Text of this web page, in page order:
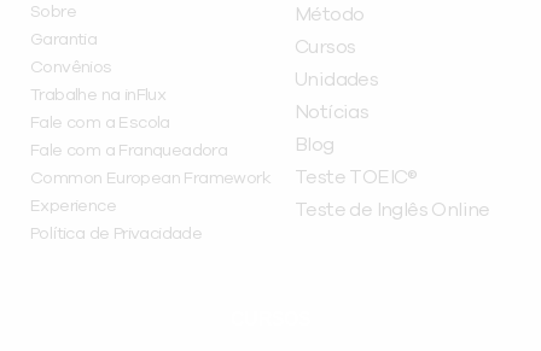
Sobre
Garantia
Convênios
Trabalhe na inFlux
Fale com a Escola
Fale com a Franqueadora
Common European Framework
Experience
Política de Privacidade
Método
Cursos
Unidades
Notícias
Blog
Teste TOEIC®
Teste de Inglês Online